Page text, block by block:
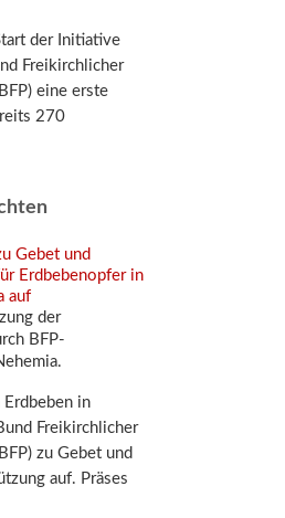
der Initiative
Freikirchlicher
eine erste
270
Gebet und
Erdbebenopfer in
auf
der
BFP-
Erdbeben in
Freikirchlicher
zu Gebet und
auf. Präses